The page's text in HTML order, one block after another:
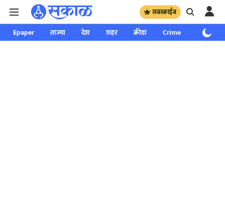
सबस्क्राईब
Epaper ताज्या देश शहर क्रीडा Crime साप्ताहिक